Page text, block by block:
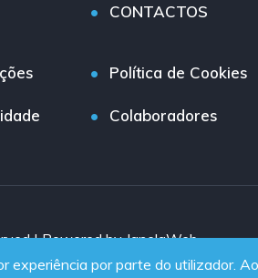
CONTACTOS
Política de Cookies
Colaboradores
| Powered by JanelaWeb
experiência por parte do utilizador.